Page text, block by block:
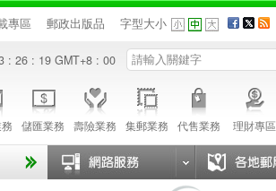
專區 郵政出版品 字型大小
: 26 : 19 GMT+8 : 00
儲匯業務 壽險業務 集郵業務 代售業務 理財專區